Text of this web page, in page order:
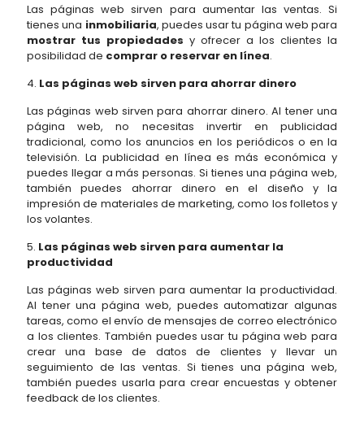
Las páginas web sirven para aumentar las ventas. Si
tienes una inmobiliaria, puedes usar tu página web para
mostrar tus propiedades y ofrecer a los clientes la
posibilidad de comprar o reservar en línea.
4. Las páginas web sirven para ahorrar dinero
Las páginas web sirven para ahorrar dinero. Al tener una
página web, no necesitas invertir en publicidad
tradicional, como los anuncios en los periódicos o en la
televisión. La publicidad en línea es más económica y
puedes llegar a más personas. Si tienes una página web,
también puedes ahorrar dinero en el diseño y la
impresión de materiales de marketing, como los folletos y
los volantes.
5. Las páginas web sirven para aumentar la
productividad
Las páginas web sirven para aumentar la productividad.
Al tener una página web, puedes automatizar algunas
tareas, como el envío de mensajes de correo electrónico
a los clientes. También puedes usar tu página web para
crear una base de datos de clientes y llevar un
seguimiento de las ventas. Si tienes una página web,
también puedes usarla para crear encuestas y obtener
feedback de los clientes.